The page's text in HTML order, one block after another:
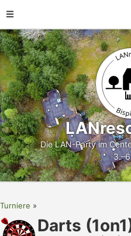
Die LAN-Party im
Turniere
Darts